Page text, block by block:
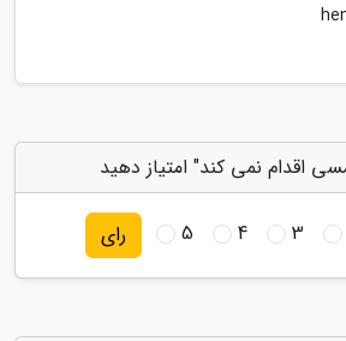
اقدام نمی کند" امتیاز دهید
3
4
5 رای